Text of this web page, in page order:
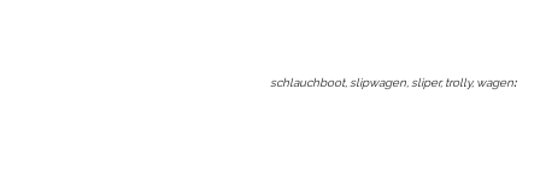
schlauchboot, slipwagen, sliper, trolly, wagen: